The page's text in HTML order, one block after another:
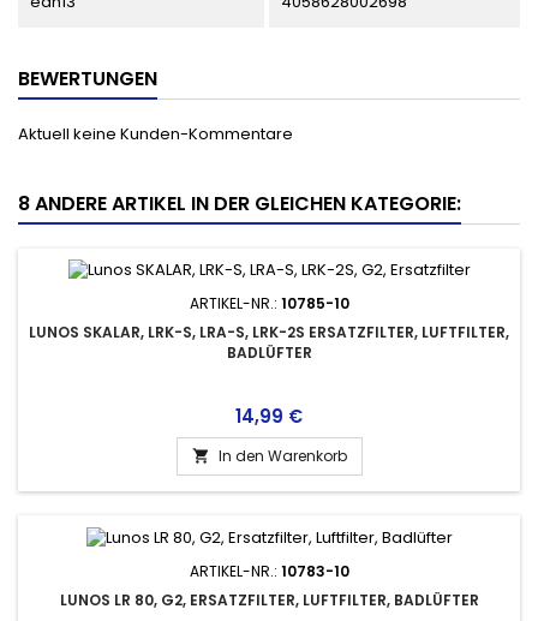
BEWERTUNGEN
Aktuell keine Kunden-Kommentare
8 ANDERE ARTIKEL IN DER GLEICHEN KATEGORIE:
ARTIKEL-NR.: 10785-10
LUNOS SKALAR, LRK-S, LRA-S, LRK-2S ERSATZFILTER, LUFTFILTER,
BADLÜFTER
Preis
14,99 €
 In den Warenkorb
ARTIKEL-NR.: 10783-10
LUNOS LR 80, G2, ERSATZFILTER, LUFTFILTER, BADLÜFTER